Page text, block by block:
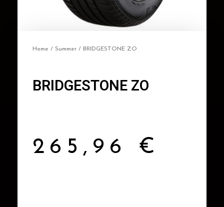
Home / Summer / BRIDGESTONE ZO
BRIDGESTONE ZO
265,96 €